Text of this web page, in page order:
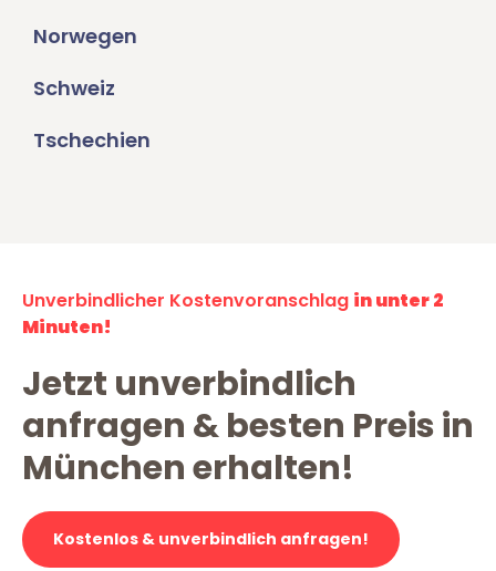
Norwegen
Schweiz
Tschechien
Unverbindlicher Kostenvoranschlag in unter 2
Minuten!
Jetzt unverbindlich
anfragen & besten Preis in
München erhalten!
Kostenlos & unverbindlich anfragen!